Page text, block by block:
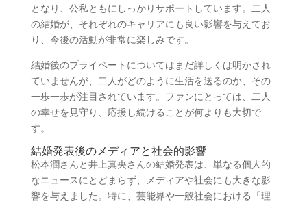
となり、公私ともにしっかりサポートしています。二人
の結婚が、それぞれのキャリアにも良い影響を与えてお
り、今後の活動が非常に楽しみです。
結婚後のプライベートについてはまだ詳しくは明かされ
ていませんが、二人がどのように生活を送るのか、その
一歩一歩が注目されています。ファンにとっては、二人
の幸せを見守り、応援し続けることが何よりも大切で
す。
結婚発表後のメディアと社会的影響
松本潤さんと井上真央さんの結婚発表は、単なる個人的
なニュースにとどまらず、メディアや社会にも大きな影
響を与えました。特に、芸能界や一般社会における「理